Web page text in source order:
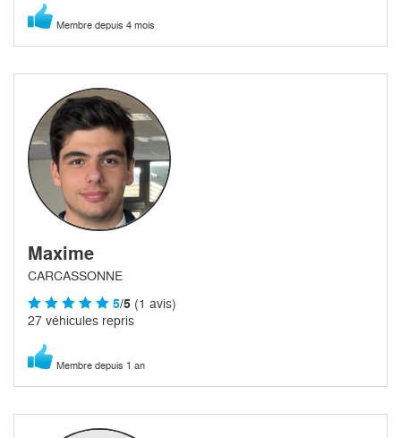
Membre depuis 4 mois
Maxime
CARCASSONNE
5/5 (1 avis)
27 véhicules repris
Membre depuis 1 an